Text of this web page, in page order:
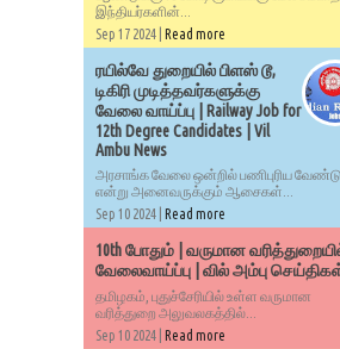
இந்தியர்களின்...
Sep 17 2024 | Read more
ரயில்வே துறையில் பிளஸ் டூ,
டிகிரி முடித்தவர்களுக்கு
வேலை வாய்ப்பு | Railway Job for
12th Degree Candidates | Vil
Ambu News
அரசாங்க வேலை ஒன்றில் பணிபுரிய
என்று அனைவருக்கும் ஆசைகள்...
Sep 10 2024 | Read more
10th போதும் | வருமான
வேலைவாய்ப்பு | வில் அம்பு
தமிழகம், புதுச்சேரியில் உள்ள வருமான
வரித்துறை அலுவலகத்தில்...
Sep 10 2024 | Read more